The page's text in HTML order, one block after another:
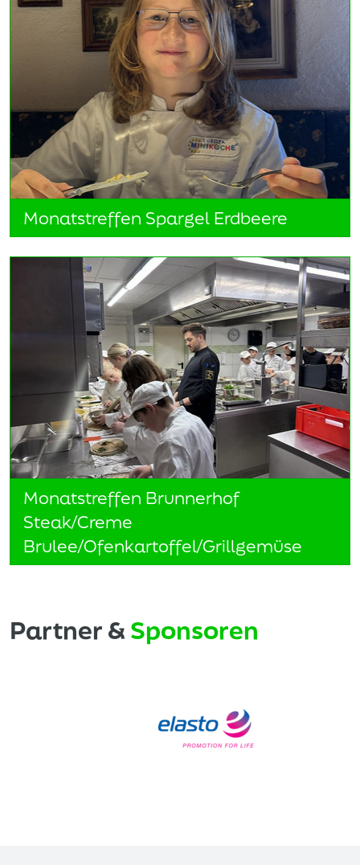
Monatstreffen Spargel Erdbeere
Monatstreffen Brunnerhof
Steak/Creme
Brulee/Ofenkartoffel/Grillgemüse
Partner &Sponsoren